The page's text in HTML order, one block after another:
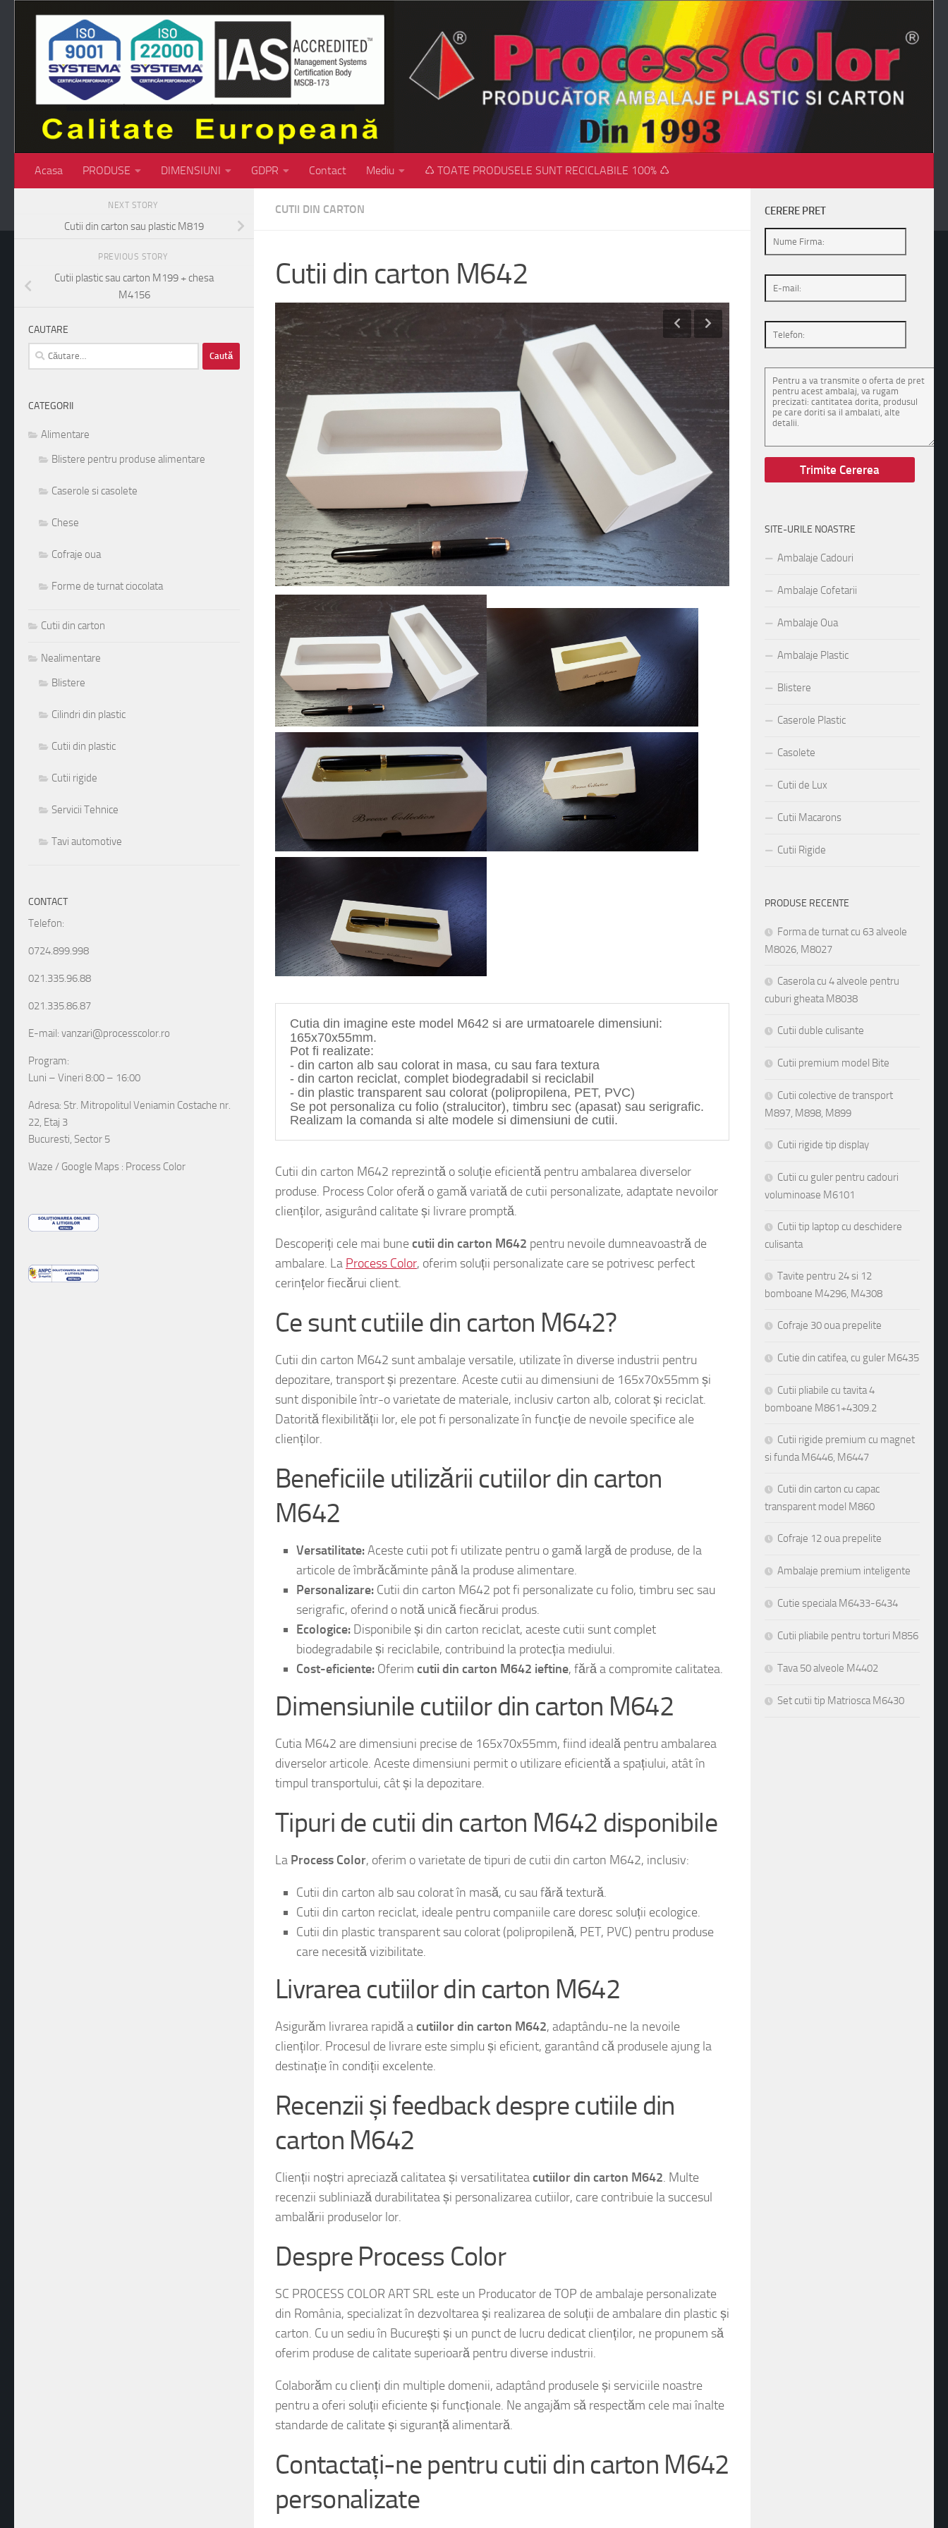
Skip to content
Acasa PRODUSE DIMENSIUNI GDPR Contact Mediu ♺ TOATE PRODUSELE SUNT RECICLABILE 100% ♺
CUTII DIN CARTON
Cutii din carton M642
Cutia din imagine este model M642 si
165x70x55mm.
Pot fi realizate:
- din carton alb sau colorat in masa, cu sau fara textura
- din carton reciclat, complet biodegradabil si reciclabil
- din plastic transparent sau colorat (polipropilena, PET, PVC)
Se pot personaliza cu folio (stralucitor), timbru sec (apasat) sau serigrafic.
Realizam la comanda si alte modele si dimensiuni de cutii.
Cutii din carton M642 reprezintă o soluție eficientă pentru ambalarea diverselor
produse. Process Color oferă o gamă variată de cutii personalizate, adaptate nevoilor
clienților, asigurând calitate și livrare promptă.
Descoperiți cele mai bune cutii din carton M642 pentru nevoile dumneavoastră de
ambalare. La Process Color
, oferim soluții personalizate care se potrivesc perfect
cerințelor fiecărui client.
Ce sunt cutiile din carton M642?
Cutii din carton M642 sunt ambalaje versatile, utilizate în diverse industrii pentru
depozitare, transport și prezentare. Aceste cutii au dimensiuni de 165x70x55mm și
sunt disponibile într-o varietate de materiale, inclusiv carton alb, colorat și reciclat.
Datorită flexibilității lor, ele pot fi personalizate în funcție de nevoile specifice ale
clienților.
Beneficiile utilizării cutiilor din carton
M642
Versatilitate:
Aceste cutii pot fi utilizate pentru o gamă largă de produse, de la
articole de îmbrăcăminte până la produse alimentare.
Personalizare:
Cutii din carton M642 pot fi personalizate cu folio, timbru sec sau
serigrafic, oferind o notă unică fiecărui produs.
Ecologice:
Disponibile și din carton reciclat, aceste cutii sunt complet
biodegradabile și reciclabile, contribuind la protecția mediului.
Cost-eficiente:
Oferim cutii din carton M642 ieftine , fără a compromite calitatea.
Dimensiunile cutiilor din carton M642
Cutia M642 are dimensiuni precise de 165x70x55mm, fiind ideală pentru ambalarea
diverselor articole. Aceste dimensiuni permit o utilizare eficientă a spațiului, atât în
timpul transportului, cât și la depozitare.
Tipuri de cutii din carton M642 disponibile
La Process Color , oferim o varietate de tipuri de cutii din carton M642, inclusiv:
Cutii din carton alb sau colorat în masă, cu sau fără textură.
Cutii din carton reciclat, ideale pentru companiile care doresc soluții ecologice.
Cutii din plastic transparent sau colorat (polipropilenă, PET, PVC) pentru produse
care necesită vizibilitate.
Livrarea cutiilor din carton M642
Asigurăm livrarea rapidă a cutiilor din carton M642 , adaptându-ne la nevoile
clienților. Procesul de livrare este simplu și eficient, garantând că produsele ajung la
destinație în condiții excelente.
Recenzii și feedback despre cutiile din
carton M642
Clienții noștri apreciază calitatea și versatilitatea cutiilor din carton M642 . Multe
recenzii subliniază durabilitatea și personalizarea cutiilor, care contribuie la succesul
ambalării produselor lor.
Despre Process Color
SC PROCESS COLOR ART SRL este un Producator de TOP de ambalaje personalizate
din România, specializat în dezvoltarea și realizarea de soluții de ambalare din plastic și
carton. Cu un sediu în București și un punct de lucru dedicat clienților, ne propunem să
oferim produse de calitate superioară pentru diverse industrii.
Colaborăm cu clienți din multiple domenii, adaptând produsele și serviciile noastre
pentru a oferi soluții eficiente și funcționale. Ne angajăm să respectăm cele mai înalte
standarde de calitate și siguranță alimentară.
Contactați-ne pentru cutii din carton M642
personalizate
NEXT STORY
Cutii din carton sau plastic M819
PREVIOUS STORY
Cutii plastic sau carton M199 + chesa
M4156
CAUTARE
Caută
după:
CATEGORII
Alimentare
Blistere pentru produse alimentare
Caserole si casolete
Chese
Cofraje oua
Forme de turnat ciocolata
Cutii din carton
Nealimentare
Blistere
Cilindri din plastic
Cutii din plastic
Cutii rigide
Servicii Tehnice
Tavi automotive
CONTACT
Telefon:
0724.899.998
021.335.96.88
021.335.86.87
E-mail: vanzari@processcolor.ro
Program:
Luni – Vineri 8:00 – 16:00
Adresa: Str. Mitropolitul Veniamin Costache nr.
22, Etaj 3
Bucuresti, Sector 5
Waze / Google Maps : Process Color
CERERE PRET
SITE-URILE NOASTRE
Ambalaje Cadouri
Ambalaje Cofetarii
Ambalaje Oua
Ambalaje Plastic
Blistere
Caserole Plastic
Casolete
Cutii de Lux
Cutii Macarons
Cutii Rigide
PRODUSE RECENTE
Forma de turnat cu 63 alveole
M8026, M8027
Caserola cu 4 alveole pentru
cuburi gheata M8038
Cutii duble culisante
Cutii premium model Bite
Cutii colective de transport
M897, M898, M899
Cutii rigide tip display
Cutii cu guler pentru cadouri
voluminoase M6101
Cutii tip laptop cu deschidere
culisanta
Tavite pentru 24 si 12
bomboane M4296, M4308
Cofraje 30 oua prepelite
Cutie din catifea, cu guler M6435
Cutii pliabile cu tavita 4
bomboane M861+4309.2
Cutii rigide premium cu magnet
si funda M6446, M6447
Cutii din carton cu capac
transparent model M860
Cofraje 12 oua prepelite
Ambalaje premium inteligente
Cutie speciala M6433-6434
Cutii pliabile pentru torturi M856
Tava 50 alveole M4402
Set cutii tip Matriosca M6430